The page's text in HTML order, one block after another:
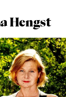
Hengst